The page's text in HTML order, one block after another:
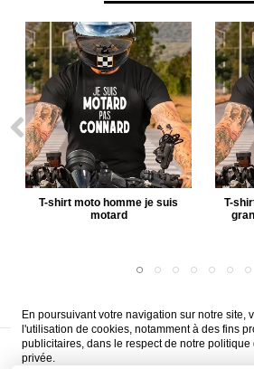
T-shirt moto homme je suis
motard
T-
A propos
En poursuivant votre navigation sur notre site,
l'utilisation de cookies, notamment à des fins
publicitaires, dans le respect de notre politique
privée.